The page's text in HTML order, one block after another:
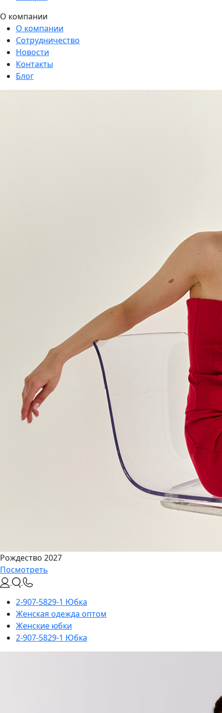
О компании
О компании
Сотрудничество
Новости
Контакты
Блог
Рождество 2027
Посмотреть
2-907-5829-1 Юбка
Женская одежда оптом
Женские юбки
2-907-5829-1 Юбка